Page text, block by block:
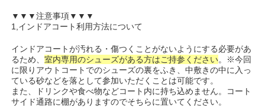
▼▼▼注意事項▼▼▼
1,インドアコート利用方法について
インドアコートが汚れる・傷つくことがないようにする必要があ
るため、室内専用のシューズがある方はご持参ください。※今回
に限りアウトコートでのシューズの裏をふき、中敷きの中に入っ
ている砂などを落として参加いただくことは可能です。
また、ドリンクや食べ物などコート内に持ち込めません。コート
サイド通路に棚がありますのでそちらに置いてください。